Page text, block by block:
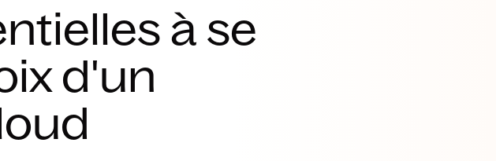
à se
d'un